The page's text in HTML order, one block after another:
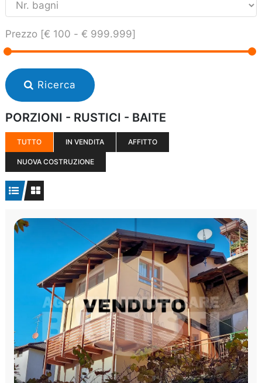
Prezzo [€ 100 -€ 999.999]
Ricerca
PORZIONI - RUSTICI - BAITE
TUTTO IN VENDITA AFFITTO
NUOVA COSTRUZIONE